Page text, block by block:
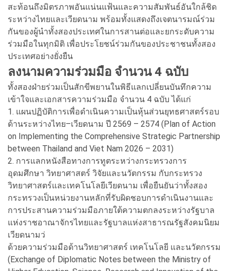
สะท้อนถึงมิตรภาพอันแน่นแฟ้นและความสัมพันธ์อันใกล้ชิด
ระหว่างไทยและเวียดนาม พร้อมทั้งแสดงถึงเจตนารมณ์ร่วม
กันของผู้นำทั้งสองประเทศในการสานต่อและยกระดับความ
ร่วมมือในทุกมิติ เพื่อประโยชน์ร่วมกันของประชาชนทั้งสอง
ประเทศอย่างยั่งยืน
ลงนามความร่วมมือ จำนวน 4 ฉบับ
ทั้งสองฝ่ายร่วมเป็นสักขีพยานในพิธีแลกเปลี่ยนบันทึกความ
เข้าใจและเอกสารความร่วมมือ จำนวน 4 ฉบับ ได้แก่
1. แผนปฏิบัติการเพื่อดำเนินความเป็นหุ้นส่วนยุทธศาสตร์รอบ
ด้านระหว่างไทย–เวียดนาม ปี 2569 – 2574 (Plan of Action
on Implementing the Comprehensive Strategic Partnership
between Thailand and Viet Nam 2026 – 2031)
2. การแลกหนังสือทางการทูตระหว่างกระทรวงการ
อุดมศึกษา วิทยาศาสตร์ วิจัยและนวัตกรรม กับกระทรวง
วิทยาศาสตร์และเทคโนโลยีเวียดนาม เพื่อยืนยันว่าทั้งสอง
กระทรวงเป็นหน่วยงานหลักที่รับผิดชอบการดำเนินงานและ
การประสานความร่วมมือภายใต้ความตกลงระหว่างรัฐบาล
แห่งราชอาณาจักรไทยและรัฐบาลแห่งสาธารณรัฐสังคมนิยม
เวียดนามว่
ด้วยความร่วมมือด้านวิทยาศาสตร์ เทคโนโลยี และนวัตกรรม
(Exchange of Diplomatic Notes between the Ministry of